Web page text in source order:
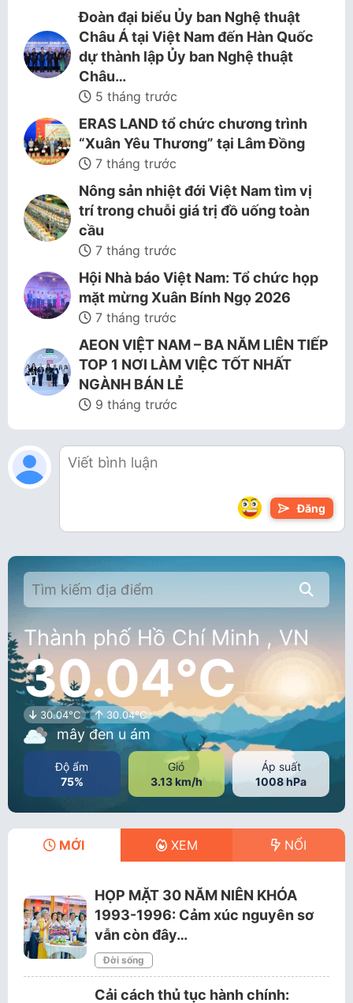
Đoàn đại biểu Ủy ban Nghệ thuật
Châu Á tại Việt Nam đến Hàn Quốc
dự thành lập Ủy ban Nghệ thuật
Châu…
5 tháng trước
ERAS LAND tổ chức chương trình
“Xuân Yêu Thương” tại Lâm Đồng
7 tháng trước
Nông sản nhiệt đới Việt Nam tìm vị
trí trong chuỗi giá trị đồ uống toàn
cầu
7 tháng trước
Hội Nhà báo Việt Nam: Tổ chức họp
mặt mừng Xuân Bính Ngọ 2026
7 tháng trước
AEON VIỆT NAM – BA NĂM LIÊN TIẾP
TOP 1 NƠI LÀM VIỆC TỐT NHẤT
NGÀNH BÁN LẺ
9 tháng trước
Đăng
Thành phố Hồ Chí Minh , VN
30.04°C
30.04°C 30.04°C
mây đen u ám
Độ ẩm
75%
Gió
3.13 km/h
Áp suất
1008 hPa
MỚI XEM NỔI
HỌP MẶT 30 NĂM NIÊN KHÓA
1993-1996: Cảm xúc nguyên sơ
vẫn còn đây…
Đời sống
Cải cách thủ tục hành chính: